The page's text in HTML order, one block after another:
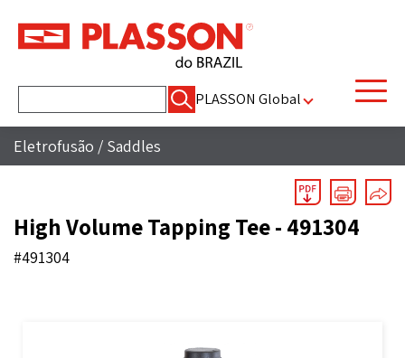
por:
PLASSON Global
Eletrofusão / Saddles
High Volume Tapping Tee - 491304
#491304